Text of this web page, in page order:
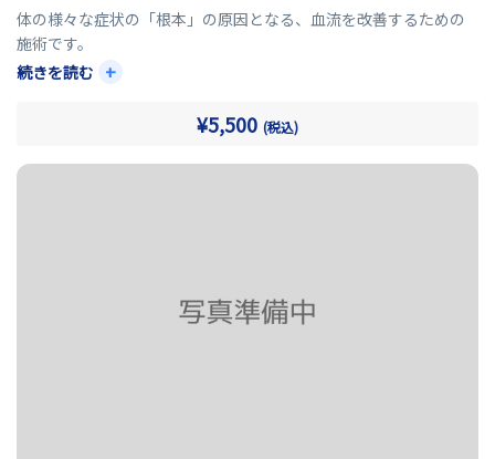
体の様々な症状の「根本」の原因となる、血流を改善するための
施術です。
筋肉も骨格も内臓も、血液が流れているから栄養され、健康な状
症状が出ます。
続きを読む +
¥5,500 (税込)